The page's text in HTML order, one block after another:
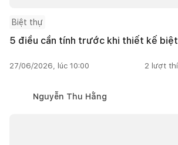
Biệt thự
5 điều cần tính trước khi thiết kế
27/06/2026, lúc 10:00 2 lượt
Nguyễn Thu Hằng